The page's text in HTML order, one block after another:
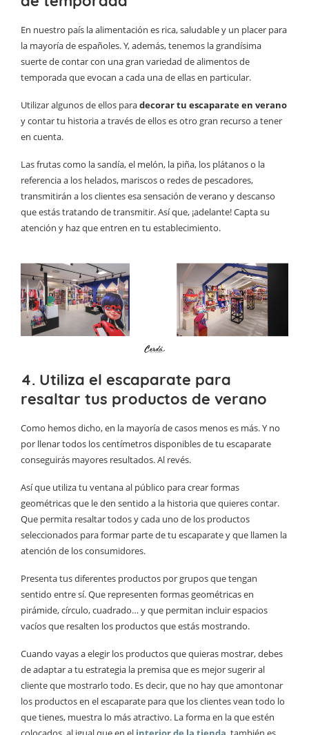
En nuestro país la alimentación es rica, saludable y un placer para
la mayoría de españoles. Y, además, tenemos la grandísima
suerte de contar con una gran variedad de alimentos de
temporada que evocan a cada una de ellas en particular.
Utilizar algunos de ellos paradecorar tu escaparate en verano
y contar tu historia a través de ellos es otro gran recurso a tener
en cuenta.
Las frutas como la sandía, el melón, la piña, los plátanos o la
referencia a los helados, mariscos o redes de pescadores,
transmitirán a los clientes esa sensación de verano y descanso
que estás tratando de transmitir. Así que, ¡adelante! Capta su
atención y haz que entren en tu establecimiento.
4. Utiliza el escaparate para
resaltar tus productos de verano
Como hemos dicho, en la mayoría de casos menos es más. Y no
por llenar todos los centímetros disponibles de tu escaparate
conseguirás mayores resultados. Al revés.
Así que utiliza tu ventana al público para crear formas
geométricas que le den sentido a la historia que quieres contar.
Que permita resaltar todos y cada uno de los productos
seleccionados para formar parte de tu escaparate y que llamen la
atención de los consumidores.
Presenta tus diferentes productos por grupos que tengan
sentido entre sí. Que representen formas geométricas en
pirámide, círculo, cuadrado… y que permitan incluir espacios
vacíos que resalten los productos que estás mostrando.
Cuando vayas a elegir los productos que quieras mostrar, debes
de adaptar a tu estrategia la premisa que es mejor sugerir al
cliente que mostrarlo todo. Es decir, que no hay que amontonar
los productos en el escaparate para que los clientes vean todo lo
que tienes, muestra lo más atractivo. La forma en la que estén